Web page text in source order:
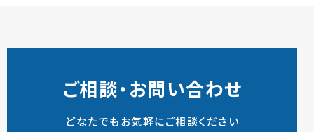
ご相談・お問い合わせ
どなたでもお気軽にご相談ください